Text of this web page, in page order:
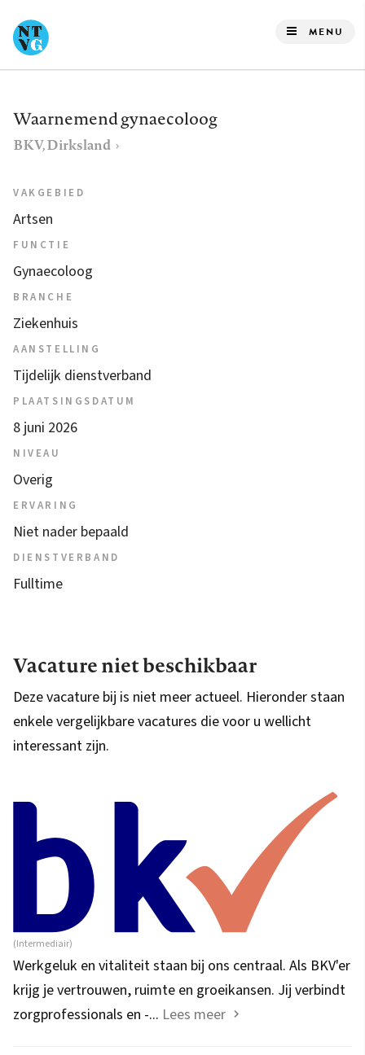
naar
de
gaan
MENU
Waarnemend gynaecoloog
BKV, Dirksland
VAKGEBIED
Artsen
FUNCTIE
Gynaecoloog
BRANCHE
Ziekenhuis
AANSTELLING
Tijdelijk dienstverband
PLAATSINGSDATUM
8 juni 2026
NIVEAU
Overig
ERVARING
Niet nader bepaald
DIENSTVERBAND
Fulltime
Vacature niet beschikbaar
Deze vacature bij is niet meer actueel. Hieronder staan
enkele vergelijkbare vacatures die voor u wellicht
interessant zijn.
(Intermediair)
Werkgeluk en vitaliteit staan bij ons centraal. Als BKV'er
krijg je vertrouwen, ruimte en groeikansen. Jij verbindt
zorgprofessionals en -... Lees meer